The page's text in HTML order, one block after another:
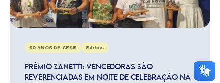
50 ANOS DA CESE Editais
PRÊMIO ZANETTI: VENCEDORAS SÃO
REVERENCIADAS EM NOITE DE CELEBRAÇÃO NA